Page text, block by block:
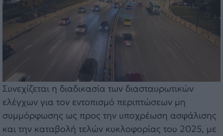
Συνεχίζεται η διαδικασία των διασταυρωτικών
ελέγχων για τον εντοπισμό περιπτώσεων μη
συμμόρφωσης ως προς την υποχρέωση ασφάλισης
και την καταβολή τελών κυκλοφορίας του 2025, με